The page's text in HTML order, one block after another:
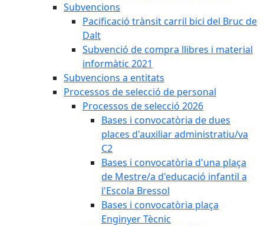
Subvencions
Pacificació trànsit carril bici del Bruc de
Dalt
Subvenció de compra llibres i material
informàtic 2021
Subvencions a entitats
Processos de selecció de personal
Processos de selecció 2026
Bases i convocatòria de dues
places d'auxiliar administratiu/va
C2
Bases i convocatòria d'una plaça
de Mestre/a d'educació infantil a
l'Escola Bressol
Bases i convocatòria plaça
Enginyer Tècnic